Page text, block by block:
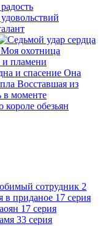
Моя охотница
и пламени
Она
Восставшая из
в моменте
короле обезьян
сотрудник 2
в приданое 17 серия
17 серия
33 серия